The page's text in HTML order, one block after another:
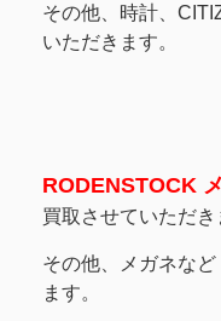
その他、時計、
いただきます。
RODENSTOCK
買取させていただき
その他、メガネな
ます。